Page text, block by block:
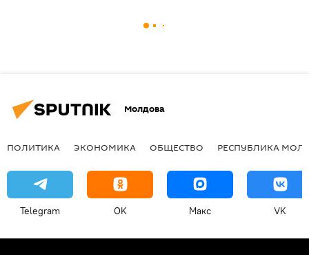
Молдова
ПОЛИТИКА ЭКОНОМИКА ОБЩЕСТВО РЕСПУБЛИКА
Telegram OK Макс VK